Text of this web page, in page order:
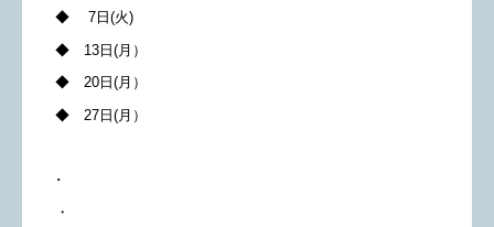
◆ 7日(火)
◆ 13日(月）
◆ 20日(月）
◆ 27日(月）
･
・